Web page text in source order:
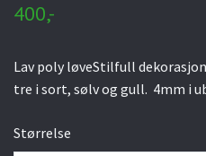
400,-
Lav poly løveStilfull
tre i sort, sølv og gull. 4mm i
Størrelse